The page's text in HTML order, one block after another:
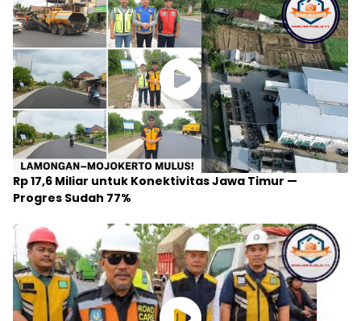
Rp 17,6 Miliar untuk Konektivitas Jawa Timur —
Progres Sudah 77%